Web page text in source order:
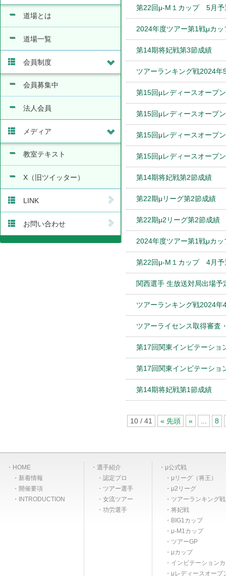
第22回μ-M１カップ 5月予
2024年度ツアー第1戦μカ
第14期将妃戦第3節成績
ツアーランキング戦2024年
第15回µレディースオープ
第15回μレディースオープ
第15回μレディースオープ
第15回µレディースオープ
第14期将妃戦第2節成績
第22期μリーグ第2節成績
第22期μ2リーグ第2節成績
2024年度ツアー第1戦μカ
第22回μ-M１カップ 4月予
関西選手 生放送対局出場予
ツアーランキング戦2024年
ツアーライセンス取得審査
第17回関東インビテーショ
第17回関東インビテーショ
第14期将妃戦第1節成績
10 / 41 « 先頭 « 8
道場とは
道場一覧
会員制度
会員募集中
法人会員
メディア
教室テキスト
X（旧ツイッター）
LINK
お問い合わせ
HOME
新着情報
開催要項
INTRODUCTION
選手紹介
認定プロ
ツアー選手
女流ツアー
功労選手
μ公式戦
μリーグ（将王）
μ2リーグ
ツアーランキング
将妃戦
BIG1カップ
μ-M1カップ
ツアーGP
μカップ
インビテーション
μレディースオープ